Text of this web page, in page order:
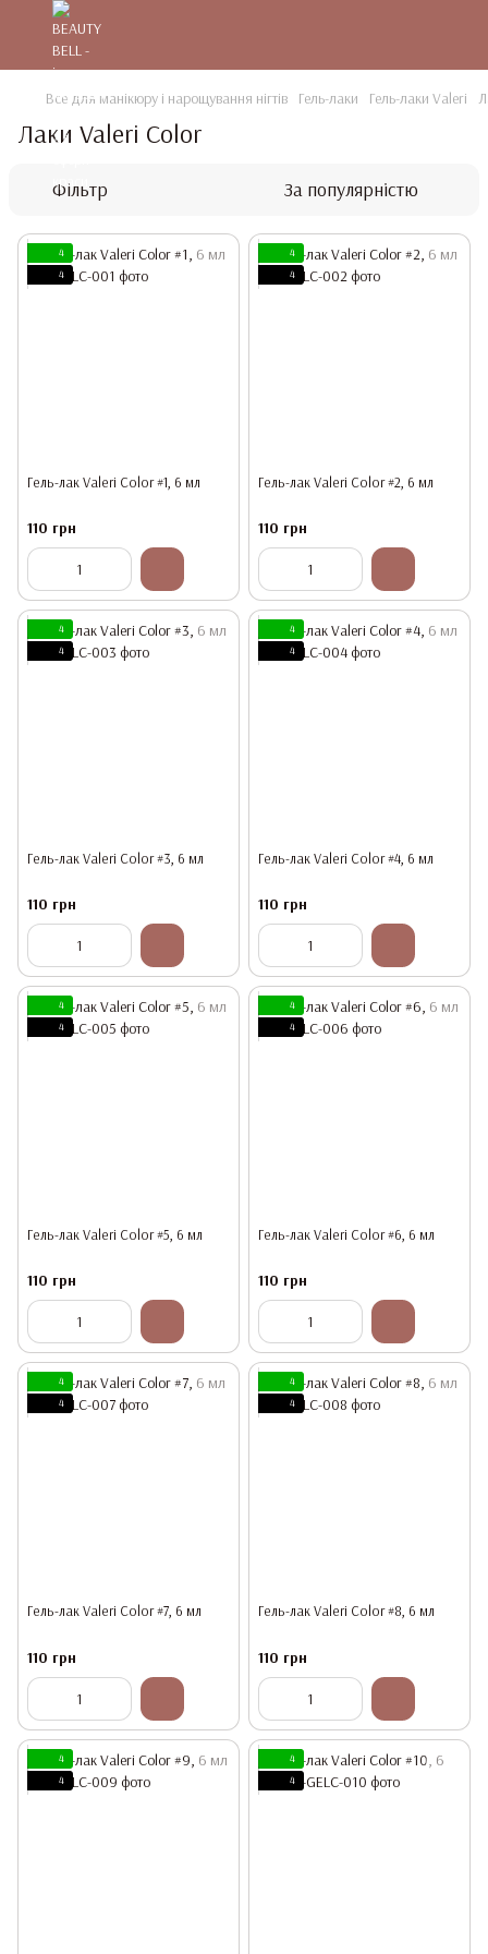
Все для манікюру і нарощування нігтів Гель-лаки Гель-лаки Valeri
Лаки Valeri Color
Фільтр За популярністю
4
4
Гель-лак Valeri Color #1, 6 мл
110 грн
4
4
Гель-лак Valeri Color #2, 6 мл
110 грн
4
4
Гель-лак Valeri Color #3, 6 мл
110 грн
4
4
Гель-лак Valeri Color #4, 6 мл
110 грн
4
4
Гель-лак Valeri Color #5, 6 мл
110 грн
4
4
Гель-лак Valeri Color #6, 6 мл
110 грн
4
4
Гель-лак Valeri Color #7, 6 мл
110 грн
4
4
Гель-лак Valeri Color #8, 6 мл
110 грн
4
4
4
4